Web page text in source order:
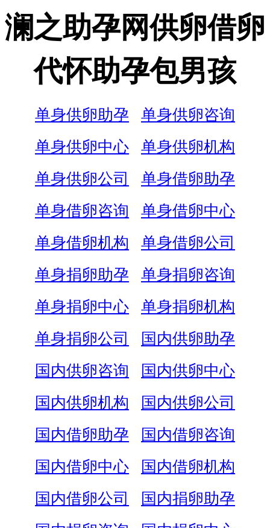
澜之助孕网供卵借卵
代怀助孕包男孩
单身供卵助孕
单身供卵咨询
单身供卵中心
单身供卵机构
单身供卵公司
单身借卵助孕
单身借卵咨询
单身借卵中心
单身借卵机构
单身借卵公司
单身捐卵助孕
单身捐卵咨询
单身捐卵中心
单身捐卵机构
单身捐卵公司
国内供卵助孕
国内供卵咨询
国内供卵中心
国内供卵机构
国内供卵公司
国内借卵助孕
国内借卵咨询
国内借卵中心
国内借卵机构
国内借卵公司
国内捐卵助孕